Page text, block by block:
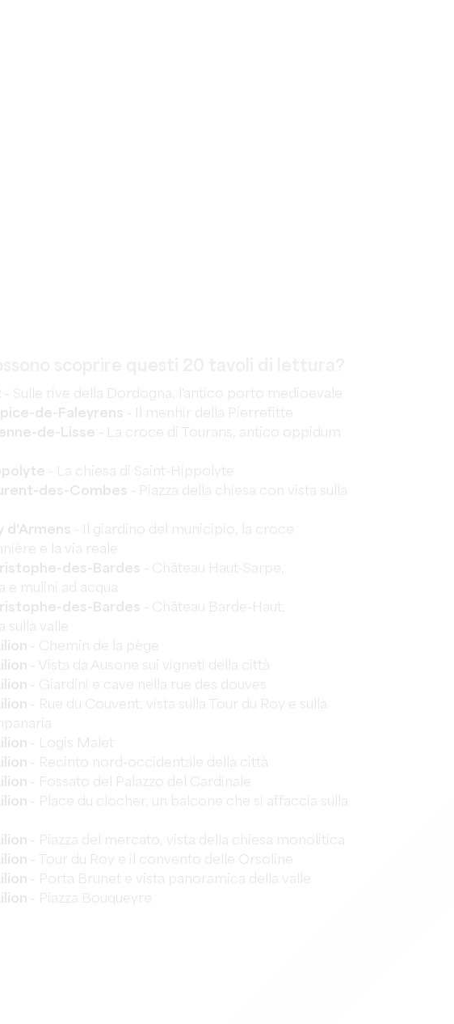
- Sulle rive della Dordogna, l'antico porto medioevale
de-Faleyrens - Il menhir della Pierrefitte
de-Lisse - La croce di Tourans, antico oppidum
- La chiesa di Saint-Hippolyte
des-Combes - Piazza della chiesa con vista sulla
d'Armens - Il giardino del municipio, la croce
e la via reale
des-Bardes - Château Haut-Sarpe,
e mulini ad acqua
des-Bardes - Château Barde-Haut,
sulla valle
- Chemin de la pège
- Vista da Ausone sui vigneti della città
- Giardini e cave nella rue des douves
- Rue du Couvent, vista sulla Tour du Roy e sulla
- Logis Malet
- Recinto nord-occidentale della città
- Fossato del Palazzo del Cardinale
- Place du clocher, un balcone che si affaccia sulla
- Piazza del mercato, vista della chiesa monolitica
- Tour du Roy e il convento delle Orsoline
- Porta Brunet e vista panoramica della valle
- Piazza Bouqueyre